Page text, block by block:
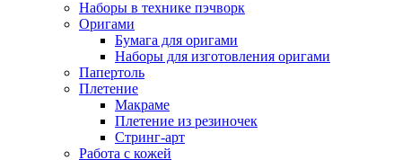
Наборы в технике пэчворк
Оригами
Бумага для оригами
Наборы для изготовления оригами
Папертоль
Плетение
Макраме
Плетение из резиночек
Стринг-арт
Работа с кожей